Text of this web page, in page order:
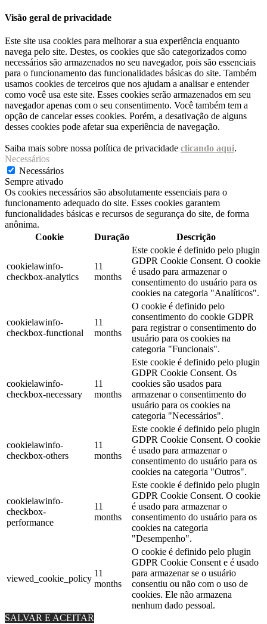
Visão geral de privacidade
Este site usa cookies para melhorar a sua experiência enquanto
navega pelo site. Destes, os cookies que são categorizados como
necessários são armazenados no seu navegador, pois são essenciais
para o funcionamento das funcionalidades básicas do site. Também
usamos cookies de terceiros que nos ajudam a analisar e entender
como você usa este site. Esses cookies serão armazenados em seu
navegador apenas com o seu consentimento. Você também tem a
opção de cancelar esses cookies. Porém, a desativação de alguns
desses cookies pode afetar sua experiência de navegação.
Saiba mais sobre nossa política de privacidade clicando aqui.
Necessários
Necessários
Sempre ativado
Os cookies necessários são absolutamente essenciais para o
funcionamento adequado do site. Esses cookies garantem
funcionalidades básicas e recursos de segurança do site, de forma
anônima.
Cookie
Duração Descrição
cookielawinfo-
checkbox-analytics
11
months
Este cookie é definido pelo plugin
GDPR Cookie Consent. O cookie
é usado para armazenar o
consentimento do usuário para os
cookies na categoria "Analíticos".
cookielawinfo-
checkbox-functional
11
months
O cookie é definido pelo
consentimento do cookie GDPR
para registrar o consentimento do
usuário para os cookies na
categoria "Funcionais".
cookielawinfo-
checkbox-necessary
11
months
Este cookie é definido pelo plugin
GDPR Cookie Consent. Os
cookies são usados ​​para
armazenar o consentimento do
usuário para os cookies na
categoria "Necessários".
cookielawinfo-
checkbox-others
11
months
Este cookie é definido pelo plugin
GDPR Cookie Consent. O cookie
é usado para armazenar o
consentimento do usuário para os
cookies na categoria "Outros".
cookielawinfo-
checkbox-
performance
11
months
Este cookie é definido pelo plugin
GDPR Cookie Consent. O cookie
é usado para armazenar o
consentimento do usuário para os
cookies na categoria
"Desempenho".
viewed_cookie_policy
11
months
O cookie é definido pelo plugin
GDPR Cookie Consent e é usado
para armazenar se o usuário
consentiu ou não com o uso de
cookies. Ele não armazena
nenhum dado pessoal.
SALVAR E ACEITAR